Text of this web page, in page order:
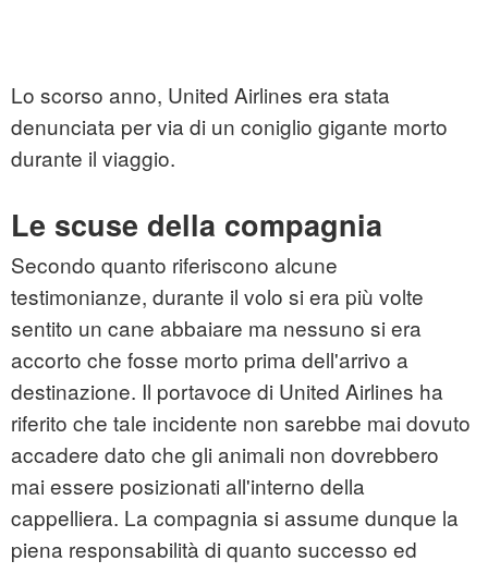
Lo scorso anno, United Airlines era stata
denunciata per via di un coniglio gigante morto
durante il viaggio.
Le scuse della compagnia
Secondo quanto riferiscono alcune
testimonianze, durante il volo si era più volte
sentito un cane abbaiare ma nessuno si era
accorto che fosse morto prima dell'arrivo a
destinazione. Il portavoce di United Airlines ha
riferito che tale incidente non sarebbe mai dovuto
accadere dato che gli animali non dovrebbero
mai essere posizionati all'interno della
cappelliera. La compagnia si assume dunque la
piena responsabilità di quanto successo ed